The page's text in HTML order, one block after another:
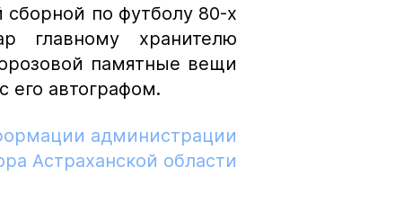
по футболу 80-х
главному хранителю
памятные вещи
автографом.
администрации
Астраханской области